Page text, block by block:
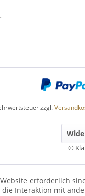
zzgl.
©
erforderlich
Interaktion mit